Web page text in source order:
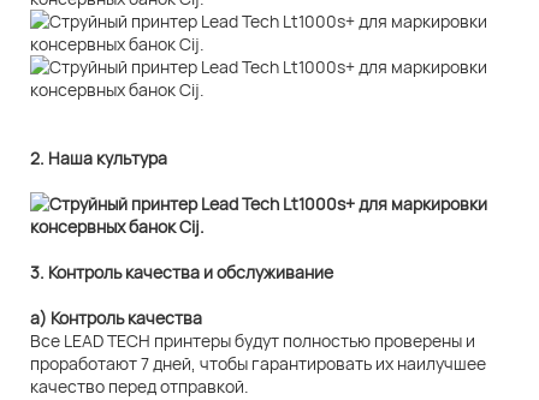
2. Наша культура
3. Контроль качества и обслуживание
а) Контроль качества
Все LEAD TECH принтеры будут полностью проверены и
проработают 7 дней, чтобы гарантировать их наилучшее
качество перед отправкой.